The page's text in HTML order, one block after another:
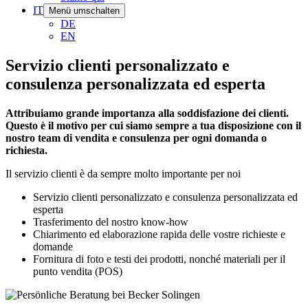
IT
Menü umschalten
DE
EN
Servizio clienti personalizzato e
consulenza personalizzata ed esperta
Attribuiamo grande importanza alla soddisfazione dei clienti.
Questo è il motivo per cui siamo sempre a tua disposizione con il
nostro team di vendita e consulenza per ogni domanda o
richiesta.
Il servizio clienti è da sempre molto importante per noi
Servizio clienti personalizzato e consulenza personalizzata ed
esperta
Trasferimento del nostro know-how
Chiarimento ed elaborazione rapida delle vostre richieste e
domande
Fornitura di foto e testi dei prodotti, nonché materiali per il
punto vendita (POS)